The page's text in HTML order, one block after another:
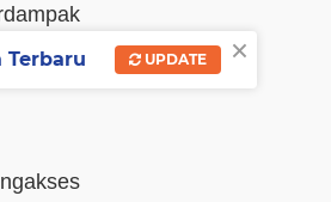
Kartu
×
Terbaru UPDATE